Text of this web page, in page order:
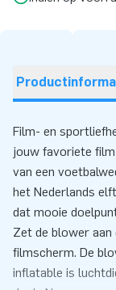
Film- en
jouw favoriete
van een
het Nederlands
dat mooie
Zet de blower
filmscherm. De
inflatable is